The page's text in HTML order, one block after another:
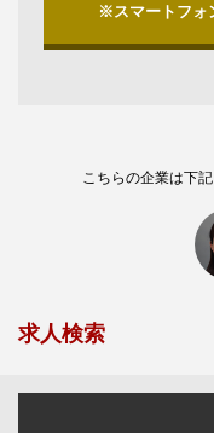
※スマートフォ
こちらの企業は下
求人検索